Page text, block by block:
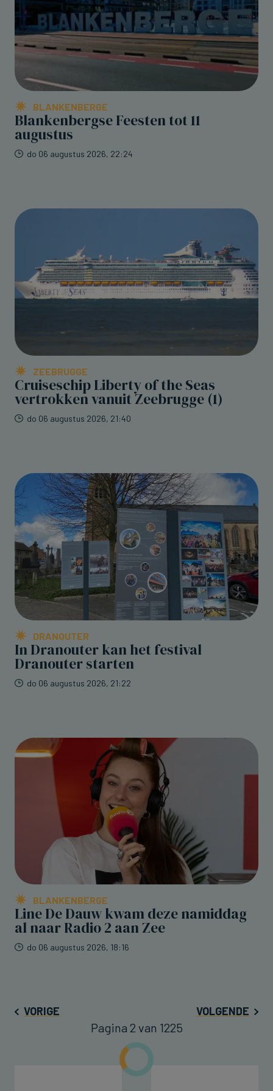
BLANKENBERGE
Blankenbergse Feesten tot 11
augustus
do 06 augustus 2026, 22:24
ZEEBRUGGE
Cruiseschip Liberty of the Seas
vertrokken vanuit Zeebrugge (1)
do 06 augustus 2026, 21:40
DRANOUTER
In Dranouter kan het festival
Dranouter starten
do 06 augustus 2026, 21:22
BLANKENBERGE
Line De Dauw kwam deze namiddag
al naar Radio 2 aan Zee
do 06 augustus 2026, 18:16
VORIGE VOLGENDE
Pagina 2 van 1225